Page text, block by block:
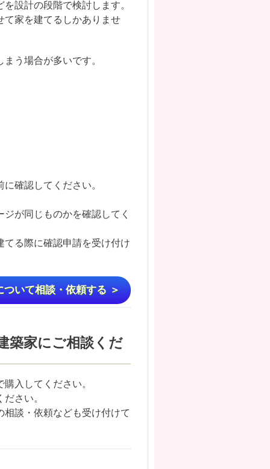
設計の段階で検討します。
家を建てるしかありませ
う場合が多いです。
確認してください。
が同じものかを確認してく
る際に確認申請を受け付け
いて相談・依頼する ＞
築家にご相談くだ
入してください。
さい。
談・依頼なども受け付けて